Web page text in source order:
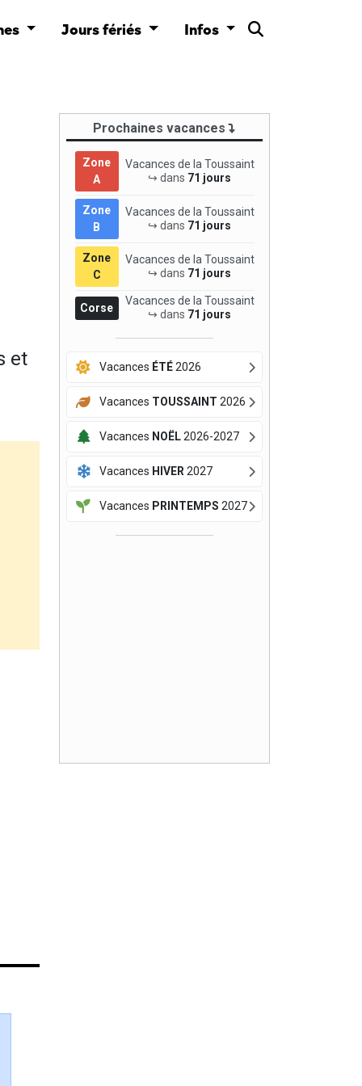
Jours fériés Infos
et
Prochaines vacances
Zone
A
Vacances de la Toussaint
↪ dans 71 jours
Zone
B
Vacances de la Toussaint
↪ dans 71 jours
Zone
C
Vacances de la Toussaint
↪ dans 71 jours
Corse
Vacances de la Toussaint
↪ dans 71 jours
Vacances ÉTÉ2026
Vacances TOUSSAINT 2026
Vacances NOËL2026-2027
Vacances HIVER 2027
Vacances PRINTEMPS 2027